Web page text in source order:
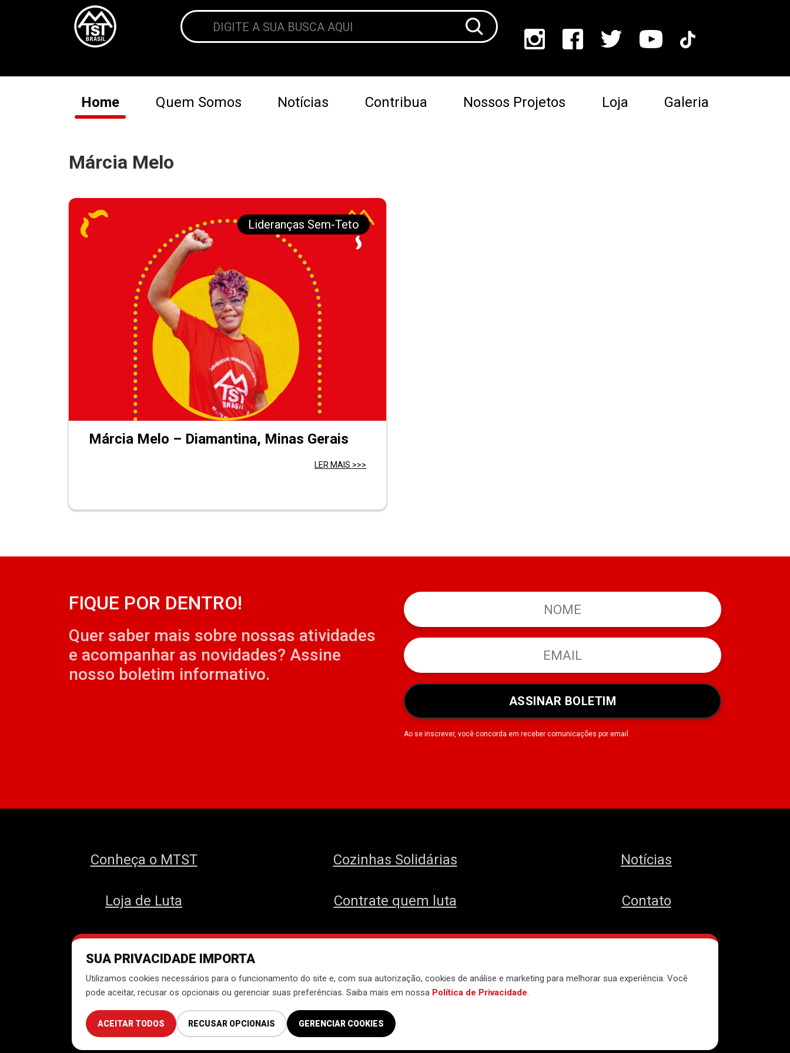
Home Quem Somos Notícias Contribua Nossos Projetos Loja Galeria
Márcia Melo
Lideranças Sem-Teto
Márcia Melo – Diamantina, Minas Gerais
LER MAIS >>>
SUA PRIVACIDADE IMPORTA
Utilizamos cookies necessários para o funcionamento do site e, com sua autorização, cookies de análise e marketing para melhorar sua experiência. Você
pode aceitar, recusar os opcionais ou gerenciar suas preferências. Saiba mais em nossa Política de Privacidade.
ACEITAR TODOS RECUSAR OPCIONAIS GERENCIAR COOKIES
FIQUE POR DENTRO!
Quer saber mais sobre nossas atividades
e acompanhar as novidades? Assine
nosso boletim informativo.
ASSINAR BOLETIM
Ao se inscrever, você concorda em receber comunicações por email.
Conheça o MTST
Loja de Luta
Cozinhas Solidárias
Contrate quem luta
Notícias
Contato
Desenvolvido pelo
Política de Privacidade